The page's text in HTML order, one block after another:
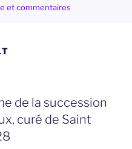
et commentaires
de la succession
curé de Saint